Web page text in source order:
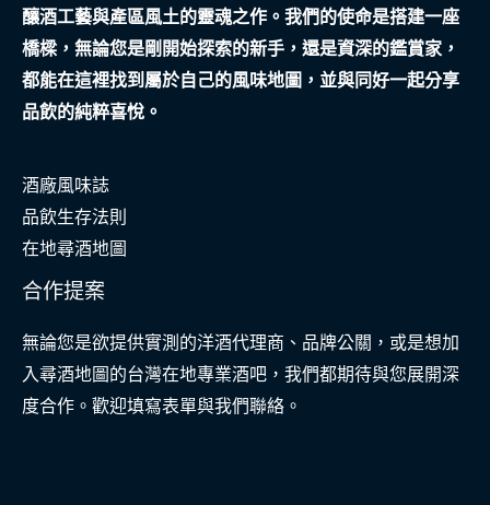
釀酒工藝與產區風土的靈魂之作。我們的使命是搭建一座
橋樑，無論您是剛開始探索的新手，還是資深的鑑賞家，
都能在這裡找到屬於自己的風味地圖，並與同好一起分享
品飲的純粹喜悅。
酒廠風味誌
品飲生存法則
在地尋酒地圖
合作提案
無論您是欲提供實測的洋酒代理商、品牌公關，或是想加
入尋酒地圖的台灣在地專業酒吧，我們都期待與您展開深
度合作。歡迎填寫表單與我們聯絡。